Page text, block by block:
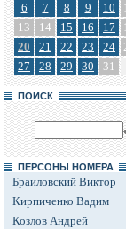
6
7 8 9 10
13
14 15 16 17
20
21 22 23 24
27
28 29 30 31
ПОИСК
ПЕРСОНЫ НОМЕРА
Браиловский Виктор
Кирпиченко Вадим
Козлов Андрей